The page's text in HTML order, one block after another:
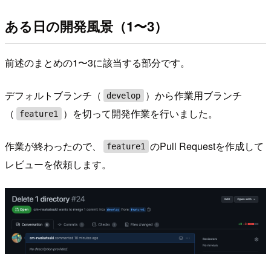
ある日の開発風景（1〜3）
前述のまとめの1〜3に該当する部分です。
デフォルトブランチ（ develop
）から作業用ブランチ
（
feature1 ）を切って開発作業を行いました。
作業が終わったので、 feature1
のPull Requestを作成して
レビューを依頼します。